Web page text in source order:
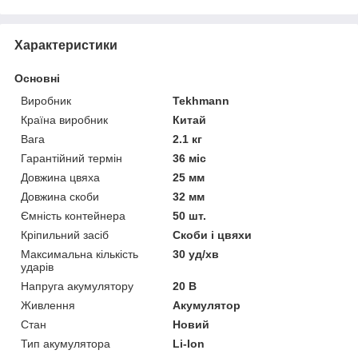
Характеристики
Основні
Виробник
Tekhmann
Країна виробник
Китай
Вага
2.1 кг
Гарантійний термін
36 міс
Довжина цвяха
25 мм
Довжина скоби
32 мм
Ємність контейнера
50 шт.
Кріпильний засіб
Скоби і цвяхи
Максимальна кількість
ударів
30 уд/хв
Напруга акумулятору
20 В
Живлення
Акумулятор
Стан
Новий
Тип акумулятора
Li-Ion